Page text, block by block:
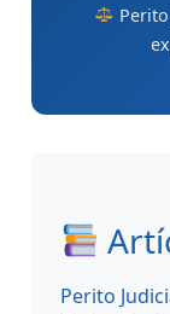
Perito
Perito